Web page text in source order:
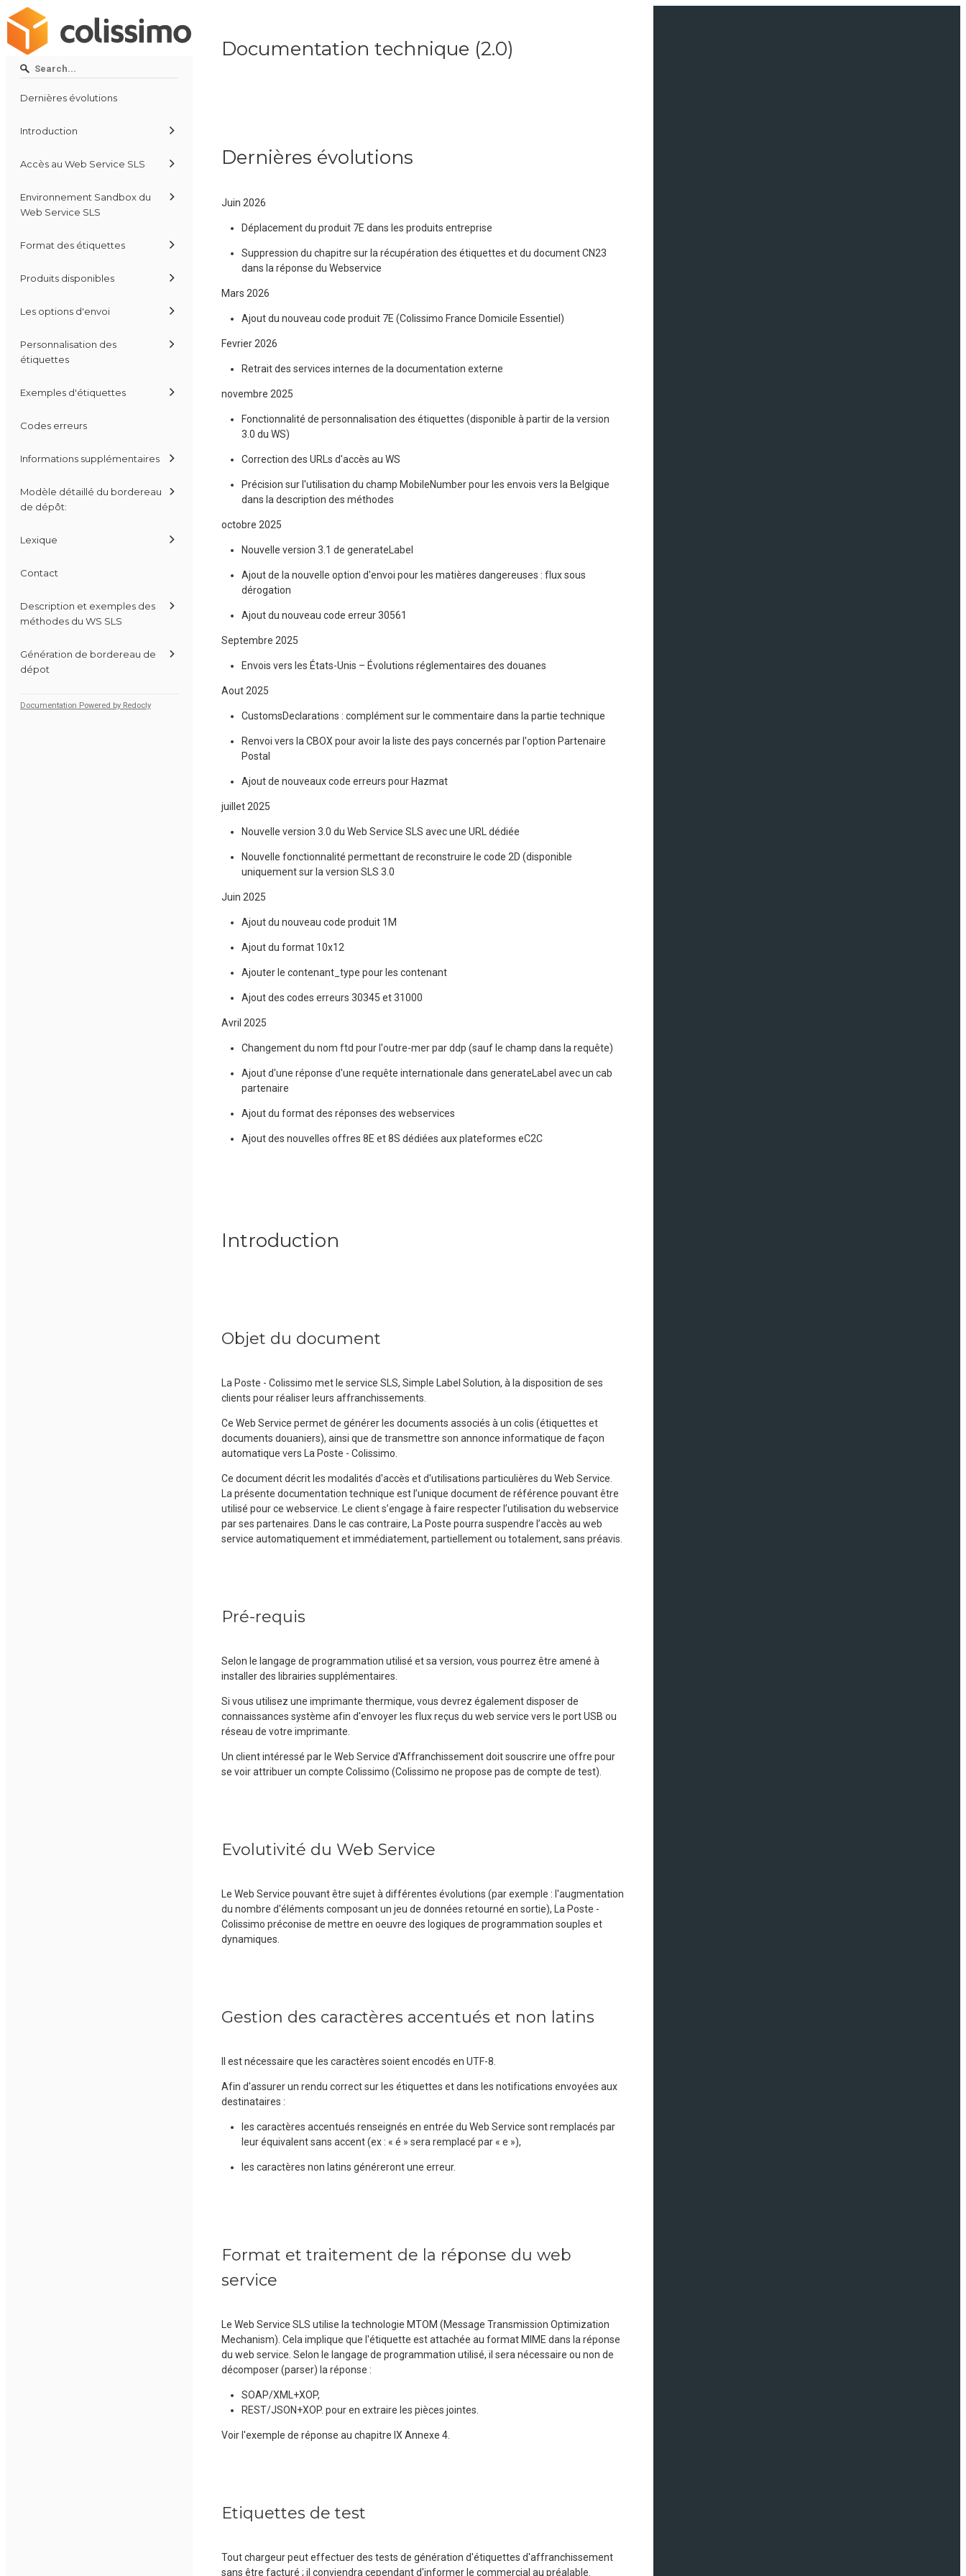
Dernières évolutions
Introduction
Accès au Web Service SLS
Environnement Sandbox du
Web Service SLS
Format des étiquettes
Produits disponibles
Les options d'envoi
Personnalisation des
étiquettes
Exemples d'étiquettes
Codes erreurs
Informations supplémentaires
Modèle détaillé du bordereau
de dépôt:
Lexique
Contact
Description et exemples des
méthodes du WS SLS
Génération de bordereau de
dépot
Documentation Powered by Redocly
Documentation technique (2.0)
Dernières évolutions
Juin 2026
Déplacement du produit 7E dans les produits entreprise
Suppression du chapitre sur la récupération des étiquettes et du document CN23
dans la réponse du Webservice
Mars 2026
Ajout du nouveau code produit 7E (Colissimo France Domicile Essentiel)
Fevrier 2026
Retrait des services internes de la documentation externe
novembre 2025
Fonctionnalité de personnalisation des étiquettes (disponible à partir de la version
3.0 du WS)
Correction des URLs d'accès au WS
Précision sur l'utilisation du champ MobileNumber pour les envois vers la Belgique
dans la description des méthodes
octobre 2025
Nouvelle version 3.1 de generateLabel
Ajout de la nouvelle option d'envoi pour les matières dangereuses : flux sous
dérogation
Ajout du nouveau code erreur 30561
Septembre 2025
Envois vers les États-Unis – Évolutions réglementaires des douanes
Aout 2025
CustomsDeclarations : complément sur le commentaire dans la partie technique
Renvoi vers la CBOX pour avoir la liste des pays concernés par l'option Partenaire
Postal
Ajout de nouveaux code erreurs pour Hazmat
juillet 2025
Nouvelle version 3.0 du Web Service SLS avec une URL dédiée
Nouvelle fonctionnalité permettant de reconstruire le code 2D (disponible
uniquement sur la version SLS 3.0
Juin 2025
Ajout du nouveau code produit 1M
Ajout du format 10x12
Ajouter le contenant_type pour les contenant
Ajout des codes erreurs 30345 et 31000
Avril 2025
Changement du nom ftd pour l'outre-mer par ddp (sauf le champ dans la requête)
Ajout d'une réponse d'une requête internationale dans generateLabel avec un cab
partenaire
Ajout du format des réponses des webservices
Ajout des nouvelles offres 8E et 8S dédiées aux plateformes eC2C
Introduction
Objet du document
La Poste - Colissimo met le service SLS, Simple Label Solution, à la disposition de ses
clients pour réaliser leurs affranchissements.
Ce Web Service permet de générer les documents associés à un colis (étiquettes et
documents douaniers), ainsi que de transmettre son annonce informatique de façon
automatique vers La Poste - Colissimo.
Ce document décrit les modalités d'accès et d'utilisations particulières du Web Service.
La présente documentation technique est l’unique document de référence pouvant être
utilisé pour ce webservice. Le client s’engage à faire respecter l’utilisation du webservice
par ses partenaires. Dans le cas contraire, La Poste pourra suspendre l’accès au web
service automatiquement et immédiatement, partiellement ou totalement, sans préavis.
Pré-requis
Selon le langage de programmation utilisé et sa version, vous pourrez être amené à
installer des librairies supplémentaires.
Si vous utilisez une imprimante thermique, vous devrez également disposer de
connaissances système afin d'envoyer les flux reçus du web service vers le port USB ou
réseau de votre imprimante.
Un client intéressé par le Web Service d'Affranchissement doit souscrire une offre pour
se voir attribuer un compte Colissimo (Colissimo ne propose pas de compte de test).
Evolutivité du Web Service
Le Web Service pouvant être sujet à différentes évolutions (par exemple : l'augmentation
du nombre d'éléments composant un jeu de données retourné en sortie), La Poste -
Colissimo préconise de mettre en oeuvre des logiques de programmation souples et
dynamiques.
Gestion des caractères accentués et non latins
Il est nécessaire que les caractères soient encodés en UTF-8.
Afin d'assurer un rendu correct sur les étiquettes et dans les notifications envoyées aux
destinataires :
les caractères accentués renseignés en entrée du Web Service sont remplacés par
leur équivalent sans accent (ex : « é » sera remplacé par « e »),
les caractères non latins généreront une erreur.
Format et traitement de la réponse du web
service
Le Web Service SLS utilise la technologie MTOM (Message Transmission Optimization
Mechanism). Cela implique que l'étiquette est attachée au format MIME dans la réponse
du web service. Selon le langage de programmation utilisé, il sera nécessaire ou non de
décomposer (parser) la réponse :
SOAP/XML+XOP,
REST/JSON+XOP. pour en extraire les pièces jointes.
Voir l'exemple de réponse au chapitre IX Annexe 4.
Etiquettes de test
Tout chargeur peut effectuer des tests de génération d'étiquettes d'affranchissement
sans être facturé ; il conviendra cependant d'informer le commercial au préalable.